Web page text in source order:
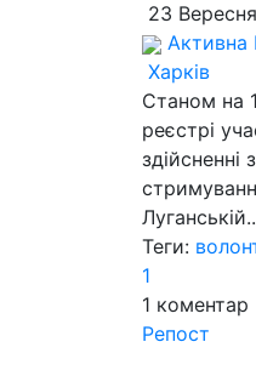
23
Активна
Харків
Станом на
реєстрі
здійсненні
Теги:
1
1 коментар
Репост